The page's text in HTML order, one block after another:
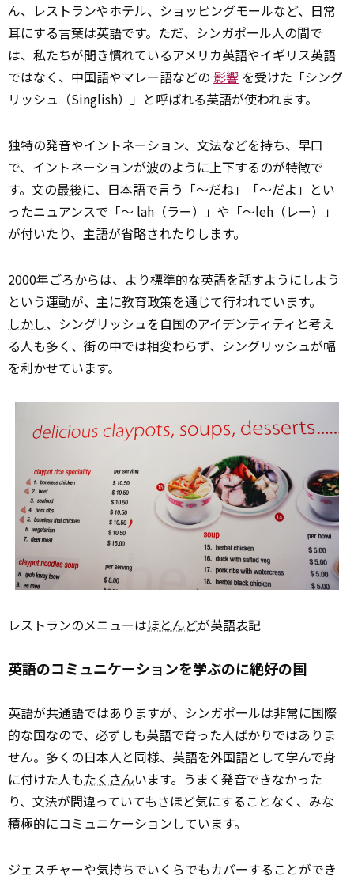
ん、レストランやホテル、ショッピングモールなど、日常
耳にする言葉は英語です。ただ、シンガポール人の間で
は、私たちが聞き慣れているアメリカ英語やイギリス英語
ではなく、中国語やマレー語などの 影響 を受けた「シング
リッシュ（Singlish）」と呼ばれる英語が使われます。
独特の発音やイントネーション、文法などを持ち、早口
で、イントネーションが波のように上下するのが特徴で
す。文の最後に、日本語で言う「～だね」「～だよ」とい
ったニュアンスで「～ lah（ラー）」や「～leh（レー）」
が付いたり、主語が省略されたりします。
2000年ごろからは、より標準的な英語を話すようにしよう
という運動が、主に教育政策を通じて行われています。
しかし、シングリッシュを自国のアイデンティティと考え
る人も多く、街の中では相変わらず、シングリッシュが幅
を利かせています。
レストランのメニューはほとんどが英語表記
英語のコミュニケーションを学ぶのに絶好の国
英語が共通語ではありますが、シンガポールは非常に国際
的な国なので、必ずしも英語で育った人ばかりではありま
せん。多くの日本人と同様、英語を外国語として学んで身
に付けた人もたくさんいます。うまく発音できなかった
り、文法が間違っていてもさほど気にすることなく、みな
積極的にコミュニケーションしています。
ジェスチャーや気持ちでいくらでもカバーすることができ